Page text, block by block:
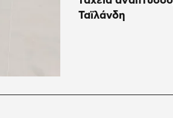
Ταϊλάνδη